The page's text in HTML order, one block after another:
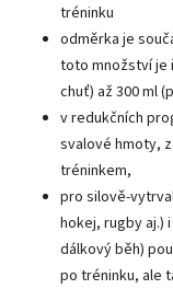
tréninku
odměrka je
toto množství je
chuť) až 300 ml
v redukčních
svalové hmoty,
tréninkem,
pro silově-
hokej, rugby
dálkový běh)
po tréninku, ale